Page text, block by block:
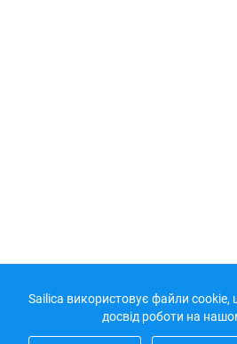
Sailica використовує файли
досвід роботи на